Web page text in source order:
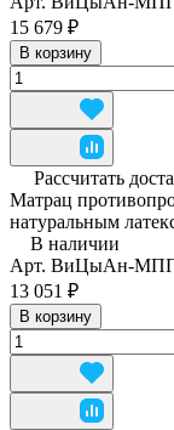
15 679 ₽
В корзину
Рассчитать
Матрац
натуральным
В наличии
Арт. ВиЦыАн-
13 051 ₽
В корзину